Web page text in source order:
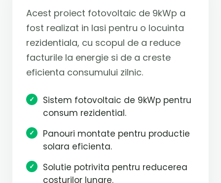
Acest proiect fotovoltaic de 9kWp a
fost realizat in Iasi pentru o locuinta
rezidentiala, cu scopul de a reduce
facturile la energie si de a creste
eficienta consumului zilnic.
Sistem fotovoltaic de 9kWp pentru
consum rezidential.
Panouri montate pentru productie
solara eficienta.
Solutie potrivita pentru reducerea
costurilor lunare.